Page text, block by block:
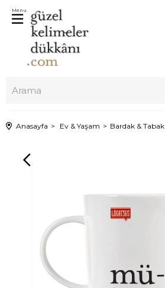
Menu
Anasayfa Ev & Yaşam Bardak & Tabak